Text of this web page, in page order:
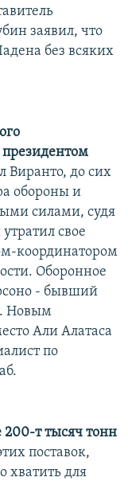
заявил, что
без всяких
президентом
Виранто, до сих
обороны и
силами, судя
свое
координатором
Оборонное
- бывший
Новым
Али Алатаса
по
т тысяч тонн
поставок,
хватить для